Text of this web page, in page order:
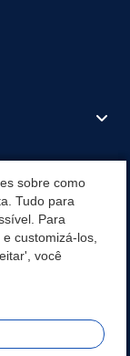
sobre como
Tudo para
Para
customizá-los,
você